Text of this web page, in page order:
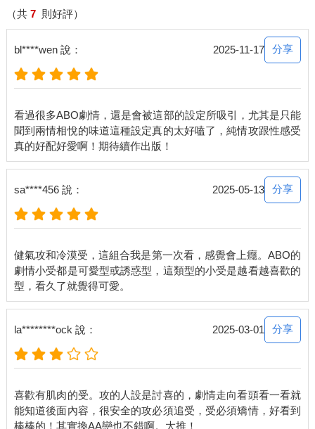
（共 7 則好評）
bl****wen 說： 2025-11-17 分享
看過很多ABO劇情，還是會被這部的設定所吸引，尤其是只能
聞到兩情相悅的味道這種設定真的太好嗑了，純情攻跟性感受
sa****456 說： 2025-05-13 分享
健氣攻和冷漠受，這組合我是第一次看，感覺會上癮。ABO的
劇情小受都是可愛型或誘惑型，這類型的小受是越看越喜歡的
la********ock 說： 2025-03-01 分享
喜歡有肌肉的受。攻的人設是討喜的，劇情走向看頭看一看就
能知道後面內容，很安全的攻必須追受，受必須矯情，好看到